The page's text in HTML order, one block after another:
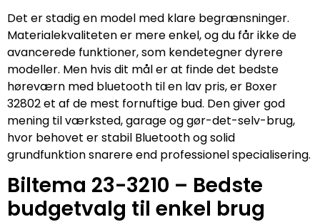
Det er stadig en model med klare begrænsninger.
Materialekvaliteten er mere enkel, og du får ikke de
avancerede funktioner, som kendetegner dyrere
modeller. Men hvis dit mål er at finde det bedste
høreværn med bluetooth til en lav pris, er Boxer
32802 et af de mest fornuftige bud. Den giver god
mening til værksted, garage og gør-det-selv-brug,
hvor behovet er stabil Bluetooth og solid
grundfunktion snarere end professionel specialisering.
Biltema 23-3210 – Bedste
budgetvalg til enkel brug